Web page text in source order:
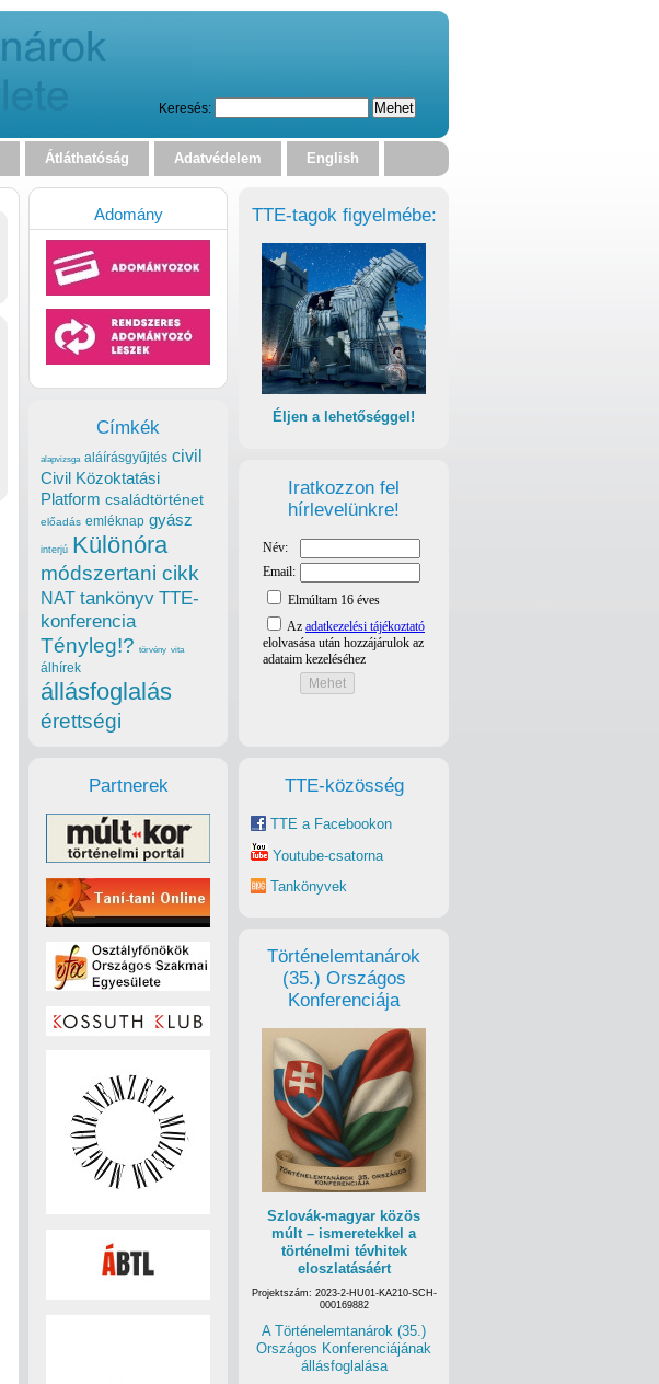
Keresés:
Átláthatóság Adatvédelem English
TTE-tagok figyelmébe:
Éljen a lehetőséggel!
Iratkozzon fel
hírlevelünkre!
TTE-közösség
TTE a Facebookon
Youtube-csatorna
Tankönyvek
Történelemtanárok
(35.) Országos
Konferenciája
Szlovák-magyar közös
múlt – ismeretekkel a
történelmi tévhitek
eloszlatásáért
Projektszám: 2023-2-HU01-KA210-SCH-
000169882
A Történelemtanárok (35.)
Országos Konferenciájának
állásfoglalása
Adomány
Címkék
alapvizsga aláírásgyűjtés civil
Civil Közoktatási
Platform családtörténet
előadás emléknap gyász
interjú Különóra
módszertani cikk
NAT tankönyv TTE-
konferencia
Tényleg!? törvény vita
álhírek
állásfoglalás
érettségi
Partnerek